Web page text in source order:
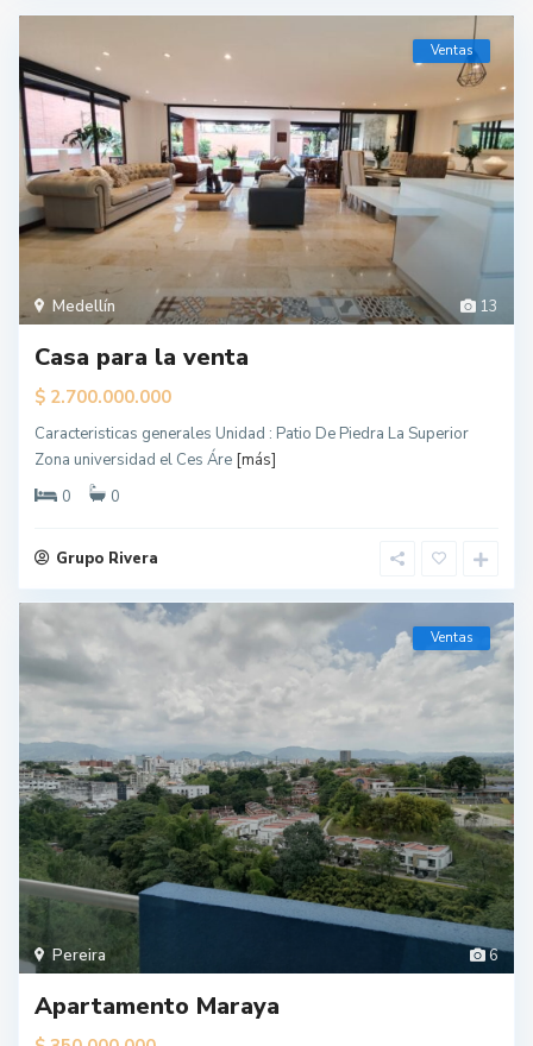
13
Medellín
Ventas
Casa para la venta
$ 2.700.000.000
Caracteristicas generales Unidad : Patio De Piedra La Superior
Zona universidad el Ces Áre [más]
0
0
Grupo Rivera
6
Pereira
Ventas
Apartamento Maraya